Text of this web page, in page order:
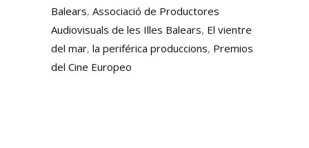
Balears, Associació de Productores
Audiovisuals de les Illes Balears, El vientre
del mar, la periférica produccions, Premios
del Cine Europeo